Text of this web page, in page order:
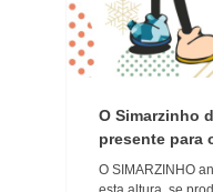
O Simarzinho
presente para
O SIMARZINHO